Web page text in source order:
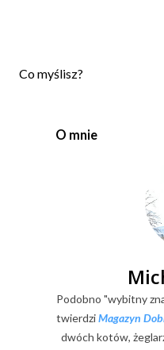
P
Co myślisz?
O mnie
Podobno "wybitny
twierdziMagazyn
dwóch kotów,